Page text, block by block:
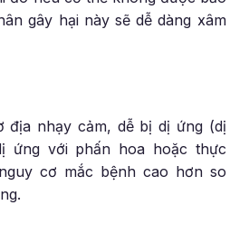
gây hại này sẽ dễ dàng xâm
địa nhạy cảm, dễ bị dị ứng (dị
ứng với phấn hoa hoặc thực
cơ mắc bệnh cao hơn so